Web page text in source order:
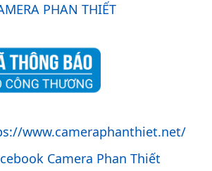
PHAN THIẾT
www.cameraphanthiet.net/
Camera Phan Thiết